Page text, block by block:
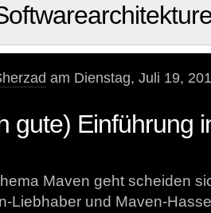
am Dienstag, Juli 19,
gute) Einführung
Maven geht scheiden
Liebhaber und Maven-